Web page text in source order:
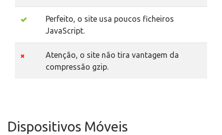
Perfeito, o site usa poucos ficheiros
JavaScript.
Atenção, o site não tira vantagem da
compressão gzip.
Dispositivos Móveis